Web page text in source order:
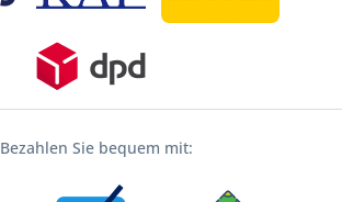
Bezahlen Sie bequem mit: